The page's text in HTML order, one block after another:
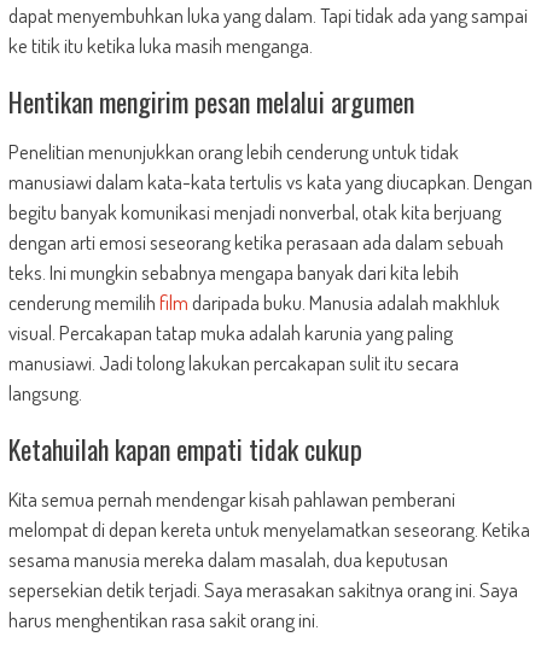
dapat menyembuhkan luka yang dalam. Tapi tidak ada yang sampai
ke titik itu ketika luka masih menganga.
Hentikan mengirim pesan melalui argumen
Penelitian menunjukkan orang lebih cenderung untuk tidak
manusiawi dalam kata-kata tertulis vs kata yang diucapkan. Dengan
begitu banyak komunikasi menjadi nonverbal, otak kita berjuang
dengan arti emosi seseorang ketika perasaan ada dalam sebuah
teks. Ini mungkin sebabnya mengapa banyak dari kita lebih
cenderung memilihfilmdaripada buku. Manusia adalah makhluk
visual. Percakapan tatap muka adalah karunia yang paling
manusiawi. Jadi tolong lakukan percakapan sulit itu secara
langsung.
Ketahuilah kapan empati tidak cukup
Kita semua pernah mendengar kisah pahlawan pemberani
melompat di depan kereta untuk menyelamatkan seseorang. Ketika
sesama manusia mereka dalam masalah, dua keputusan
sepersekian detik terjadi. Saya merasakan sakitnya orang ini. Saya
harus menghentikan rasa sakit orang ini.